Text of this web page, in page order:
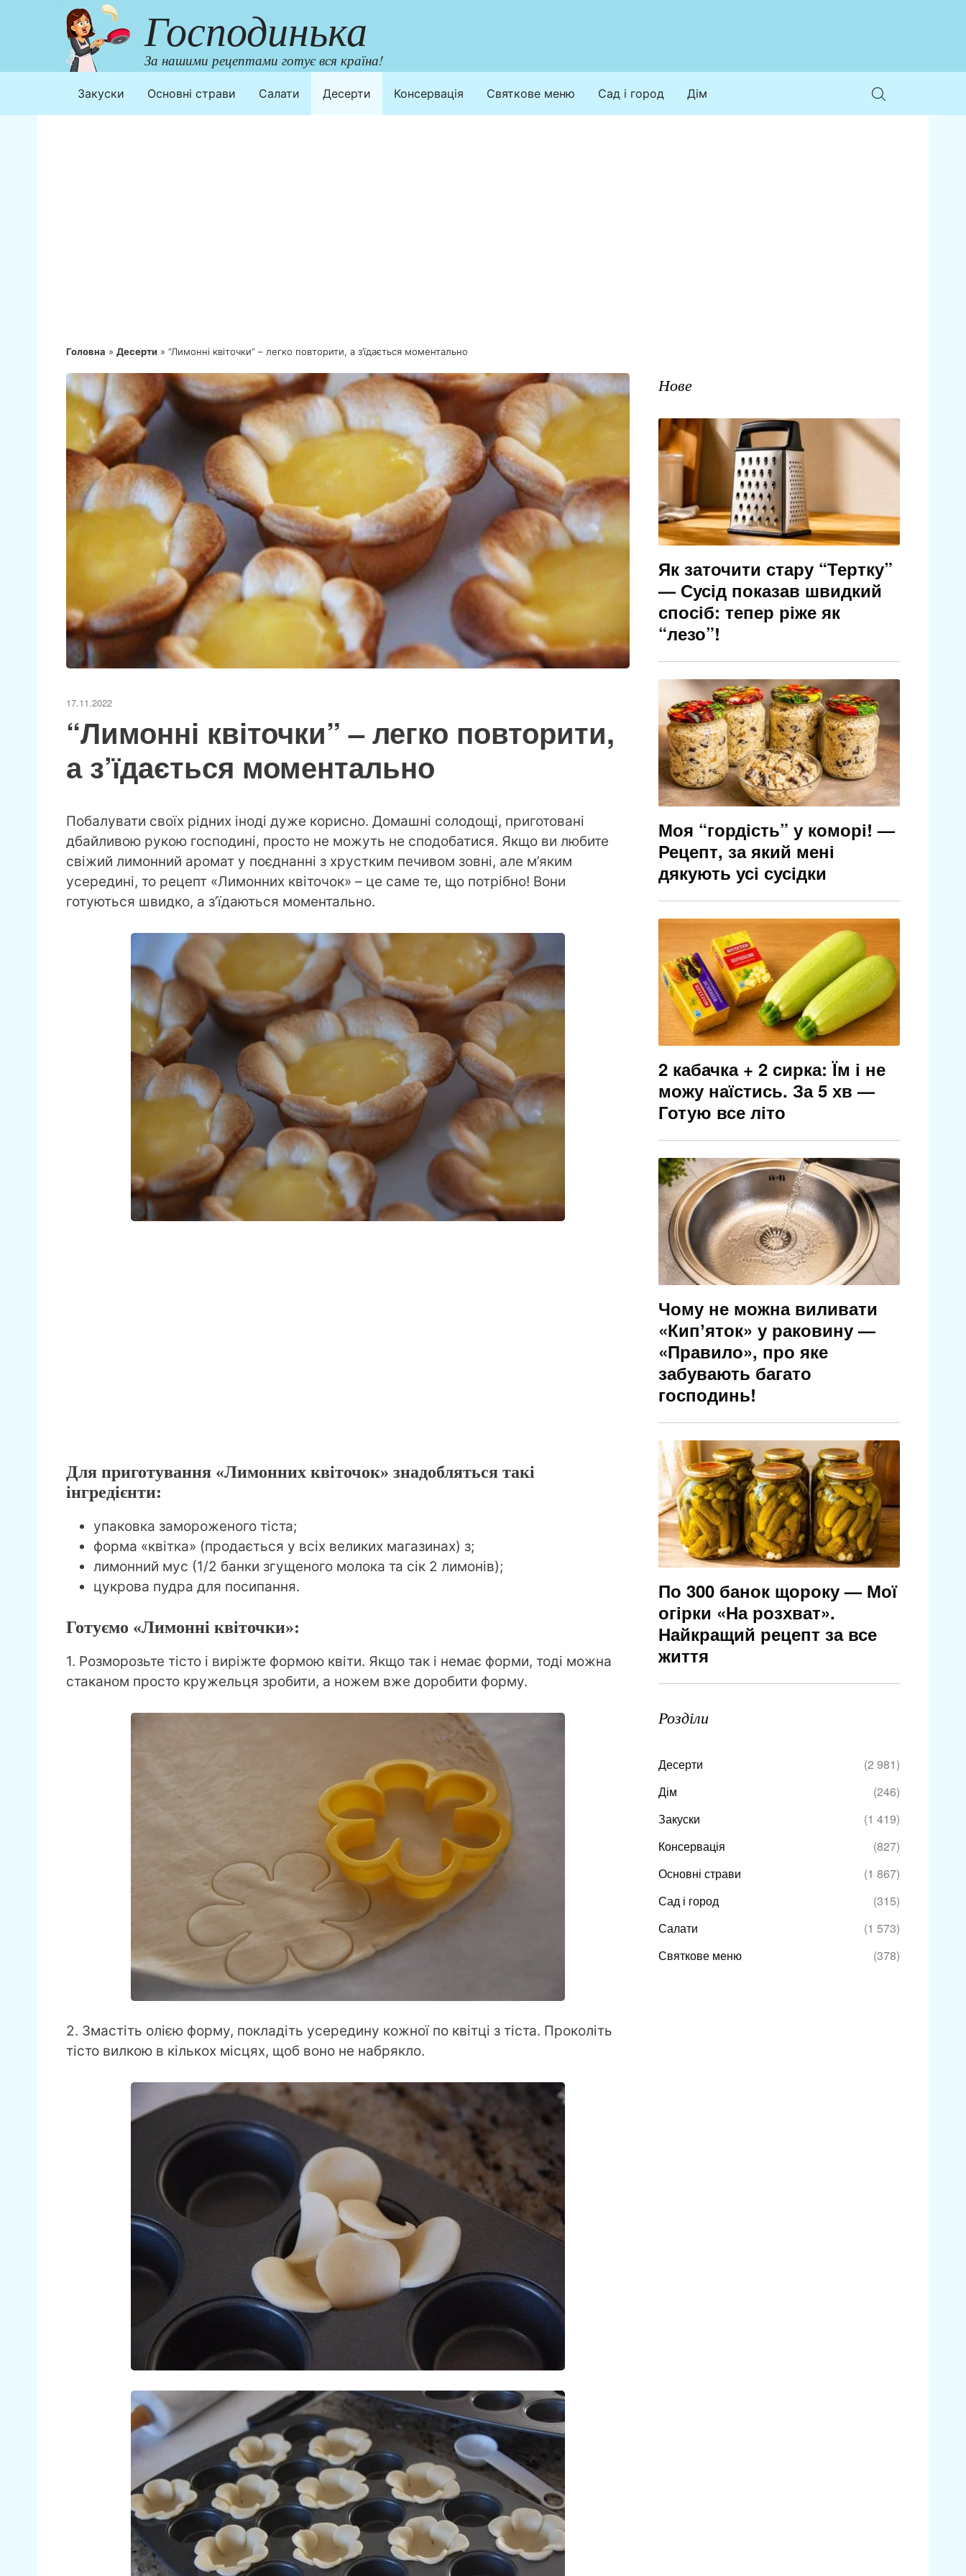
Господинька
За нашими рецептами готує вся країна!
Закуски Основні страви Салати Десерти Консервація Святкове меню Сад і город Дім
Головна » Десерти » “Лимонні квіточки” – легко повторити, а з’їдається моментально
17.11.2022
“Лимонні квіточки” – легко повторити,
а з’їдається моментально
Побалувати своїх рідних іноді дуже корисно. Домашні солодощі, приготовані
дбайливою рукою господині, просто не можуть не сподобатися. Якщо ви любите
свіжий лимонний аромат у поєднанні з хрустким печивом зовні, але м’яким
усередині, то рецепт «Лимонних квіточок» – це саме те, що потрібно! Вони
готуються швидко, а з’їдаються моментально.
Для приготування «Лимонних квіточок» знадобляться такі
інгредієнти:
упаковка замороженого тіста;
форма «квітка» (продається у всіх великих магазинах) з;
лимонний мус (1/2 банки згущеного молока та сік 2 лимонів);
цукрова пудра для посипання.
Готуємо «Лимонні квіточки»:
1. Розморозьте тісто і виріжте формою квіти. Якщо так і немає форми, тоді можна
стаканом просто кружельця зробити, а ножем вже доробити форму.
2. Змастіть олією форму, покладіть усередину кожної по квітці з тіста. Проколіть
тісто вилкою в кількох місцях, щоб воно не набрякло.
Нове
Як заточити стару “Тертку”
— Сусід показав швидкий
спосіб: тепер ріже як
“лезо”!
Моя “гордість” у коморі! —
Рецепт, за який мені
дякують усі сусідки
2 кабачка + 2 сирка: Їм і не
можу наїстись. За 5 хв —
Готую все літо
Чому не можна виливати
«Кипʼяток» у раковину —
«Правило», про яке
забувають багато
господинь!
По 300 банок щороку — Мої
огірки «На розхват».
Найкращий рецепт за все
життя
Розділи
Десерти
(2 981)
Дім
(246)
Закуски
(1 419)
Консервація
(827)
Основні страви
(1 867)
Сад і город
(315)
Салати
(1 573)
Святкове меню
(378)